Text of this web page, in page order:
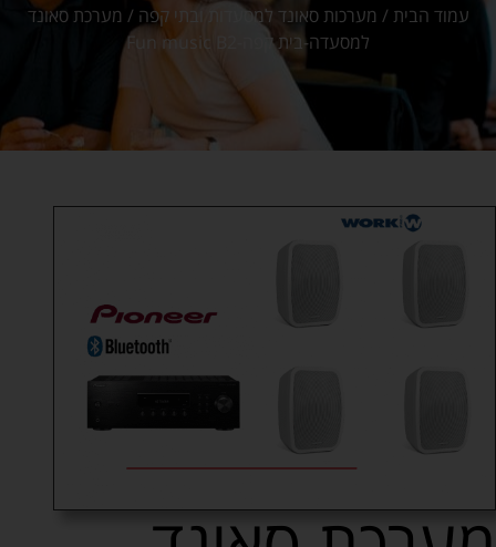
עמוד הבית / מערכות סאונד למסעדות ובתי קפה / מערכת סאונד
למסעדה-בית קפה-Fun music B2